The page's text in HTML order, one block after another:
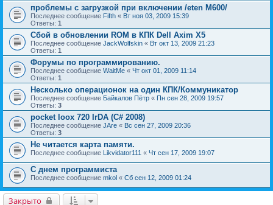
проблемы с загрузкой при включении /eten M600/
Последнее сообщение Fifth « Вт ноя 03, 2009 15:39
Ответы: 1
Сбой в обновлении ROM в КПК Dell Axim X5
Последнее сообщение JackWolfskin « Вт окт 13, 2009 21:23
Ответы: 1
Форумы по программированию.
Последнее сообщение WaitMe « Чт окт 01, 2009 11:14
Ответы: 1
Несколько операционок на один КПК/Коммуникатор
Последнее сообщение Байкалов Пётр « Пн сен 28, 2009 19:57
Ответы: 3
pocket loox 720 IrDA (C# 2008)
Последнее сообщение JAre « Вс сен 27, 2009 20:36
Ответы: 3
Не читается карта памяти.
Последнее сообщение Likvidator111 « Чт сен 17, 2009 19:07
С днем программиста
Последнее сообщение mkol « Сб сен 12, 2009 01:24
Закрыто